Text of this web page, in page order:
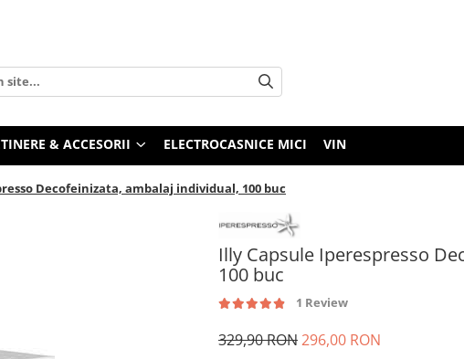
& ACCESORII ELECTROCASNICE MICI VIN
Decofeinizata, ambalaj individual, 100 buc
Illy Capsule Iperespresso
100 buc
1 Review
329,90 RON296,00 RON